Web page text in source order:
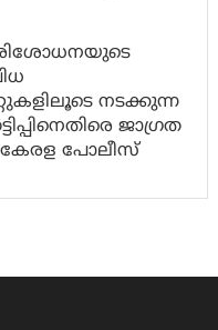
പരിശോധനയുടെ
നടക്കുന്ന
ജാഗ്രത
കേരള പോലീസ്